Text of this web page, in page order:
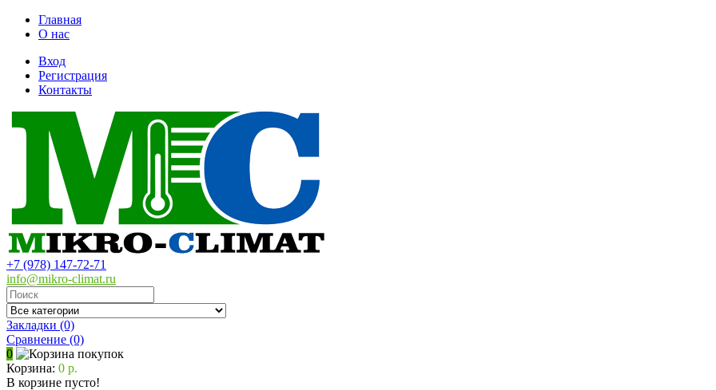
Главная
О нас
Вход
Регистрация
Контакты
+7 (978) 147-72-71
info@mikro-climat.ru
Закладки (0)
Сравнение (0)
0
Корзина: 0 р.
В корзине пусто!